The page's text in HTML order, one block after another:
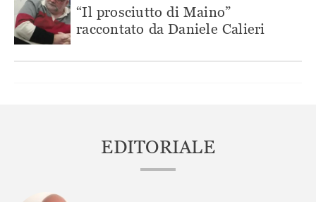
“Il prosciutto di Maino”
raccontato da Daniele Calieri
EDITORIALE